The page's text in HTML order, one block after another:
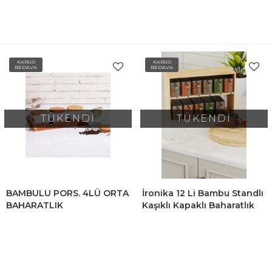
KARGO
BEDAVA
TÜKENDİ
BAMBULU PORS. 4LÜ ORTA
BAHARATLIK
KARGO
BEDAVA
TÜKENDİ
İronika 12 Li Bambu Standlı
Kaşıklı Kapaklı Baharatlık